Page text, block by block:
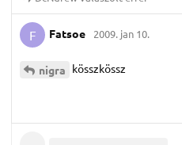
F Fatsoe 2009. jan 10.
nigra kösszkössz